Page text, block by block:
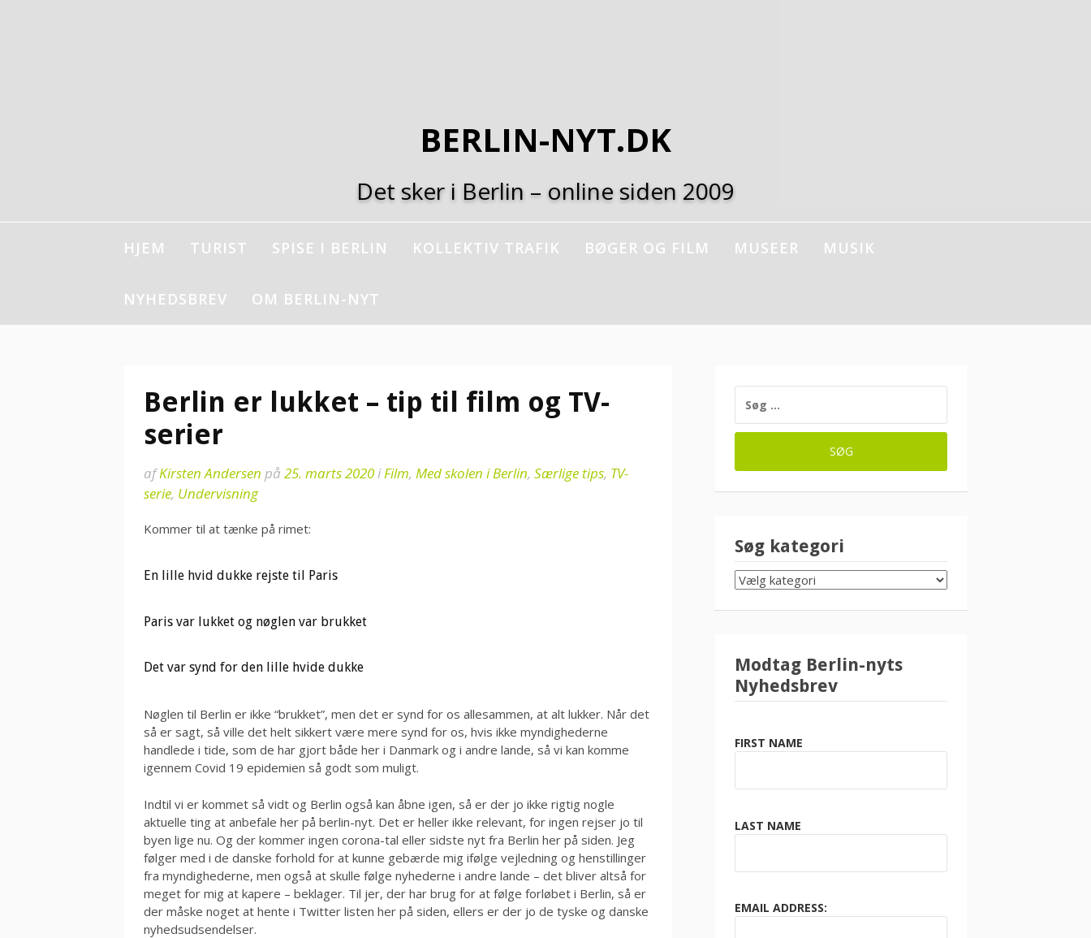
BERLIN-NYT.DK
Det sker i Berlin – online siden 2009
HJEM TURIST SPISE I BERLIN KOLLEKTIV TRAFIK BØGER OG FILM MUSEER MUSIK
NYHEDSBREV OM BERLIN-NYT
Berlin er lukket – tip til film og TV-
serier
afKirsten Andersen på 25. marts 2020iFilm, Med skolen i Berlin, Særlige tips, TV-
serie, Undervisning
Kommer til at tænke på rimet:
En lille hvid dukke rejste til Paris
Paris var lukket og nøglen var brukket
Det var synd for den lille hvide dukke
Nøglen til Berlin er ikke “brukket”, men det er synd for os allesammen, at alt lukker. Når det
så er sagt, så ville det helt sikkert være mere synd for os, hvis ikke myndighederne
handlede i tide, som de har gjort både her i Danmark og i andre lande, så vi kan komme
igennem Covid 19 epidemien så godt som muligt.
Indtil vi er kommet så vidt og Berlin også kan åbne igen, så er der jo ikke rigtig nogle
aktuelle ting at anbefale her på berlin-nyt. Det er heller ikke relevant, for ingen rejser jo til
byen lige nu. Og der kommer ingen corona-tal eller sidste nyt fra Berlin her på siden. Jeg
følger med i de danske forhold for at kunne gebærde mig ifølge vejledning og henstillinger
fra myndighederne, men også at skulle følge nyhederne i andre lande – det bliver altså for
meget for mig at kapere – beklager. Til jer, der har brug for at følge forløbet i Berlin, så er
der måske noget at hente i Twitter listen her på siden, ellers er der jo de tyske og danske
nyhedsudsendelser.
EFTER:
Søg kategori
SØG
KATEGORI
Modtag Berlin-nyts
Nyhedsbrev
FIRST NAME
LAST NAME
EMAIL ADDRESS: